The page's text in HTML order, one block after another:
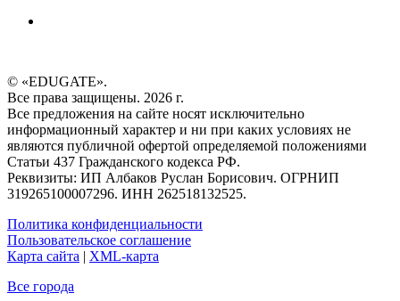
© «EDUGATE».
Все права защищены. 2026 г.
Все предложения на сайте носят исключительно
информационный характер и ни при каких условиях не
являются публичной офертой определяемой положениями
Статьи 437 Гражданского кодекса РФ.
Реквизиты: ИП Албаков Руслан Борисович. ОГРНИП
319265100007296. ИНН 262518132525.
Политика конфиденциальности
Пользовательское соглашение
Карта сайта | XML-карта
Все города